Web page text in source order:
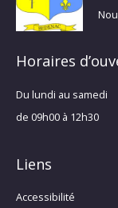
Horaires
Du lundi au samedi
de 09h00 à 12h30
Liens
Accessibilité